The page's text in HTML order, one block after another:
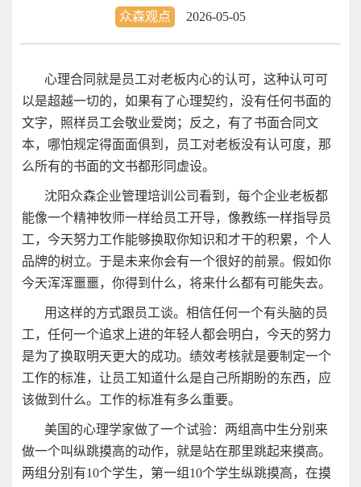
众森观点 2026-05-05
心理合同就是员工对老板内心的认可，这种认可可
以是超越一切的，如果有了心理契约，没有任何书面的
文字，照样员工会敬业爱岗；反之，有了书面合同文
本，哪怕规定得面面俱到，员工对老板没有认可度，那
么所有的书面的文书都形同虚设。
沈阳众森企业管理培训公司看到，每个企业老板都
能像一个精神牧师一样给员工开导，像教练一样指导员
工，今天努力工作能够换取你知识和才干的积累，个人
品牌的树立。于是未来你会有一个很好的前景。假如你
今天浑浑噩噩，你得到什么，将来什么都有可能失去。
用这样的方式跟员工谈。相信任何一个有头脑的员
工，任何一个追求上进的年轻人都会明白，今天的努力
是为了换取明天更大的成功。绩效考核就是要制定一个
工作的标准，让员工知道什么是自己所期盼的东西，应
该做到什么。工作的标准有多么重要。
美国的心理学家做了一个试验：两组高中生分别来
做一个叫纵跳摸高的动作，就是站在那里跳起来摸高。
两组分别有10个学生，第一组 10个学生纵跳摸高，在摸